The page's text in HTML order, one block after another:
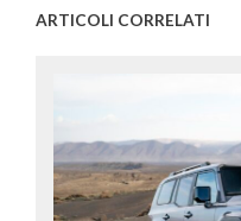
ARTICOLI CORRELATI